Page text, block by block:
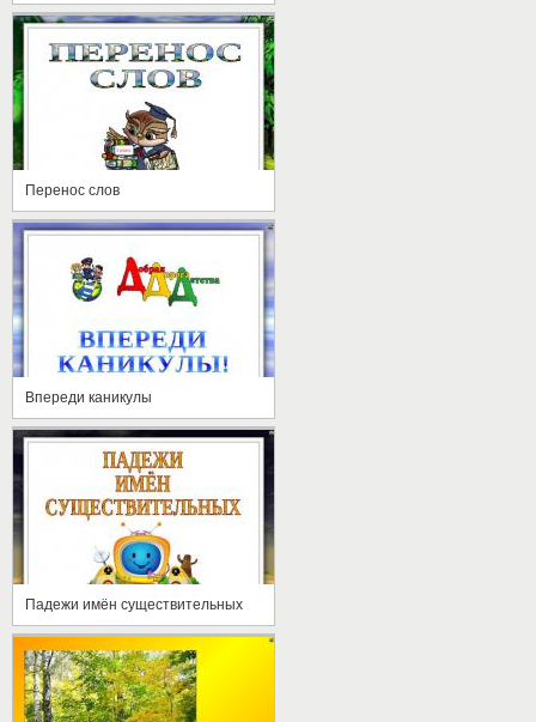
Перенос слов
Впереди каникулы
Падежи имён существительных